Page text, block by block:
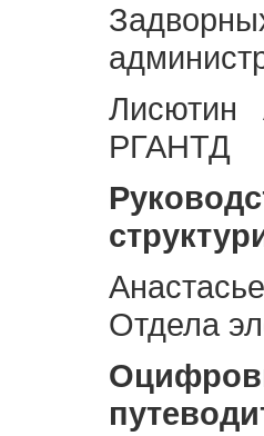
Лисютин
РГАНТД
Отдела